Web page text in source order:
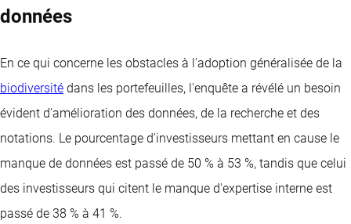
données
En ce qui concerne les obstacles à l'adoption généralisée de la
biodiversité dans les portefeuilles, l'enquête a révélé un besoin
évident d'amélioration des données, de la recherche et des
notations. Le pourcentage d'investisseurs mettant en cause le
manque de données est passé de 50 % à 53 %, tandis que celui
des investisseurs qui citent le manque d'expertise interne est
passé de 38 % à 41 %.